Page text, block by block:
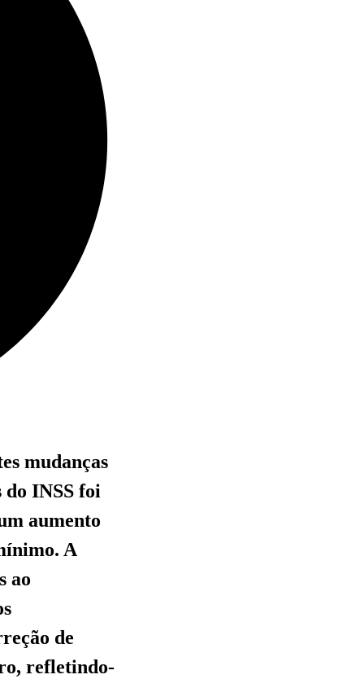
mudanças
do INSS foi
aumento
A
ao
de
refletindo-